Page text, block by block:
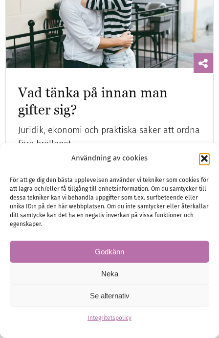
Användning av cookies
För att ge dig den bästa upplevelsen använder vi tekniker som cookies för
att lagra och/eller få tillgång till enhetsinformation. Om du samtycker till
dessa tekniker kan vi behandla uppgifter som t.ex. surfbeteende eller
unika ID:n på den här webbplatsen. Om du inte samtycker eller återkallar
ditt samtycke kan det ha en negativ inverkan på vissa funktioner och
egenskaper.
Godkänn
Neka
Se alternativ
Integritetspolicy
Vad tänka på innan man
gifter sig?
Juridik, ekonomi och praktiska saker att ordna
före bröllopet
Bröllopsplanering Juridik och Ekonomi Planering